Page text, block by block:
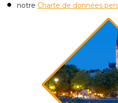
notre Charte de données